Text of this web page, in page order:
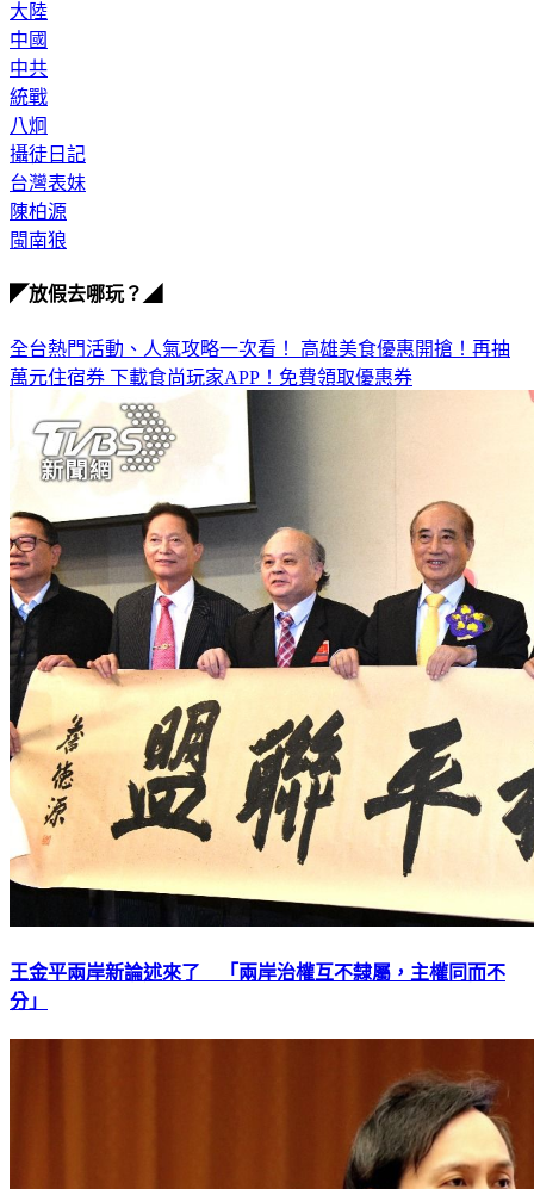
大陸
中國
中共
統戰
八炯
攝徒日記
台灣表妹
陳柏源
閩南狼
◤放假去哪玩？◢
全台熱門活動、人氣攻略一次看！ 高雄美食優惠開搶！再抽
萬元住宿券 下載食尚玩家APP！免費領取優惠券
王金平兩岸新論述來了 「兩岸治權互不隸屬，主權同而不
分」